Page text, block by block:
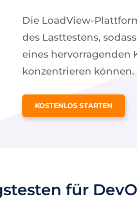
Die LoadView-
des Lasttestens,
eines hervorragenden
konzentrieren können.
KOSTENLOS STARTEN
für